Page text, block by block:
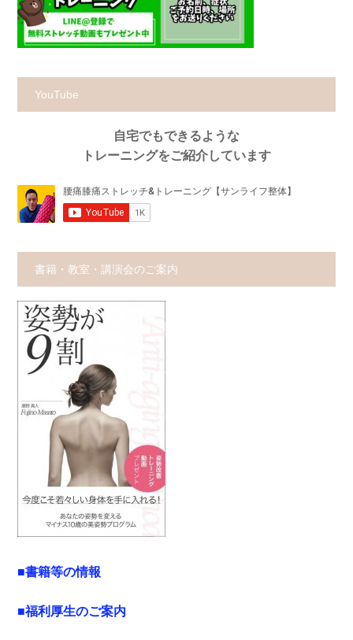
YouTube
自宅でもできるような
トレーニングをご紹介しています
書籍・教室・講演会のご案内
■書籍等の情報
■福利厚生のご案内